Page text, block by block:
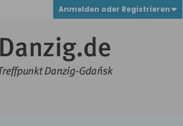
Anmelden oder Registrieren